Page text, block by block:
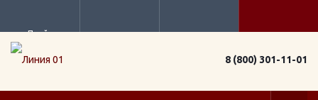
Прайс
8 (800) 301-11-01